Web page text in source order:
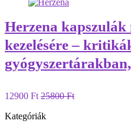
Herzena kapszulák
kezelésére –
12900 Ft 25800 Ft
Kategóriák